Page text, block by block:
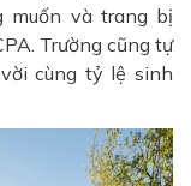
muốn và trang bị
Trường cũng tự
cùng tỷ lệ sinh